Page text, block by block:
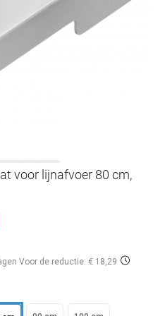
voor lijnafvoer 80 cm,
Voor de reductie: € 18,29